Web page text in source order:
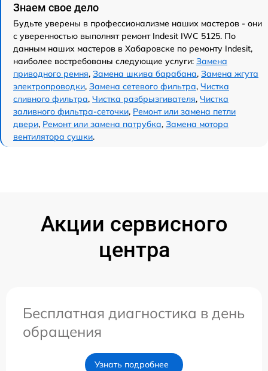
Знаем свое дело
Будьте уверены в профессионализме наших мастеров - они
с уверенностью выполнят ремонт Indesit IWC 5125. По
данным наших мастеров в Хабаровске по ремонту Indesit,
наиболее востребованы следующие услуги: Замена
приводного ремня, Замена шкива барабана, Замена жгута
электропроводки, Замена сетевого фильтра, Чистка
сливного фильтра, Чистка разбрызгивателя, Чистка
заливного фильтра-сеточки, Ремонт или замена петли
двери, Ремонт или замена патрубка, Замена мотора
вентилятора сушки.
Акции сервисного
центра
Бесплатная диагностика в день
обращения
Узнать подробнее